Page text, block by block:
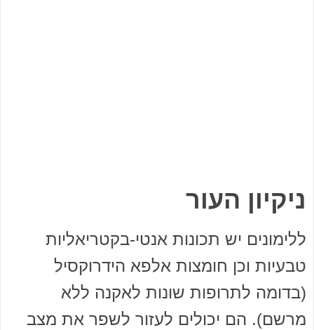
ניקיון העור
ללימונים יש תכונות אנטי-בקטריאליות
טבעיות וכן חומצות אלפא הידרוקסיל
(בדומה לתרופות שונות לאקנה ללא
מרשם). הם יכולים לעזור לשפר את מצב